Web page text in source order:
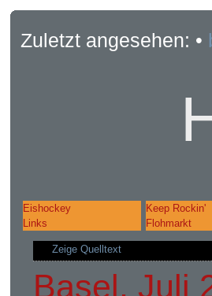
Zuletzt angesehen: •
Eishockey Keep Rockin'
Links
Flohmarkt
Zeige Quelltext
Basel, Juli